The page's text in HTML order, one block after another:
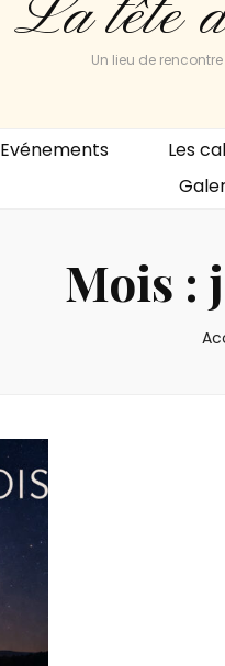
La tête
Un lieu de
Evénements Les
Mois :